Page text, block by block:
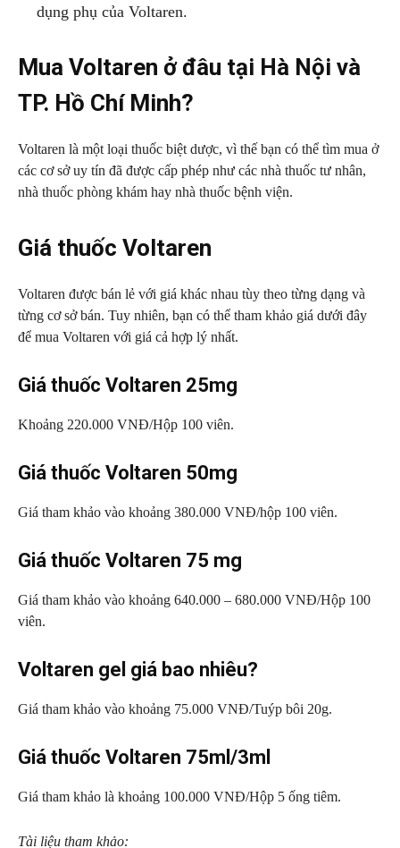
dụng phụ của Voltaren.
Mua Voltaren ở đâu tại Hà Nội và
TP. Hồ Chí Minh?
Voltaren là một loại thuốc biệt dược, vì thế bạn có thể tìm mua ở
các cơ sở uy tín đã được cấp phép như các nhà thuốc tư nhân,
nhà thuốc phòng khám hay nhà thuốc bệnh viện.
Giá thuốc Voltaren
Voltaren được bán lẻ với giá khác nhau tùy theo từng dạng và
từng cơ sở bán. Tuy nhiên, bạn có thể tham khảo giá dưới đây
để mua Voltaren với giá cả hợp lý nhất.
Giá thuốc Voltaren 25mg
Khoảng 220.000 VNĐ/Hộp 100 viên.
Giá thuốc Voltaren 50mg
Giá tham khảo vào khoảng 380.000 VNĐ/hộp 100 viên.
Giá thuốc Voltaren 75 mg
Giá tham khảo vào khoảng 640.000 – 680.000 VNĐ/Hộp 100
viên.
Voltaren gel giá bao nhiêu?
Giá tham khảo vào khoảng 75.000 VNĐ/Tuýp bôi 20g.
Giá thuốc Voltaren 75ml/3ml
Giá tham khảo là khoảng 100.000 VNĐ/Hộp 5 ống tiêm.
Tài liệu tham khảo: